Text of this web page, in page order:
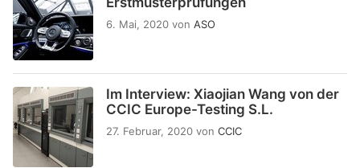
6. Mai, 2020 von ASO
Im Interview: Xiaojian Wang von der
CCIC Europe-Testing S.L.
27. Februar, 2020 von CCIC